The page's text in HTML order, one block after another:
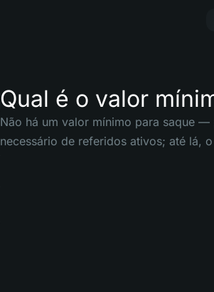
Qual é o valor
Não há um valor mínimo para saque
necessário de referidos ativos; até lá,